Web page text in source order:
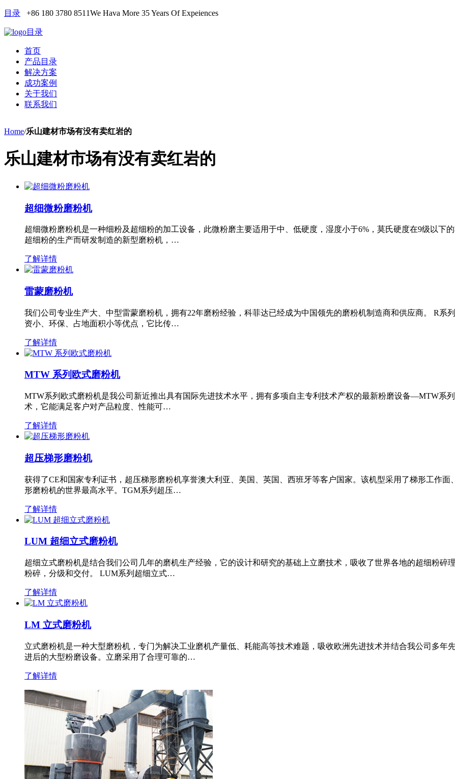
目录 +86 180 3780 8511We Hava More 35 Years Of Expeiences
目录
首页
产品目录
解决方案
成功案例
关于我们
联系我们
Home/乐山建材市场有没有卖红岩的
乐山建材市场有没有卖红岩的
超细微粉磨粉机
超细微粉磨粉机是一种细粉及超细粉的加工设备，此微粉磨主要适用于中、低硬度，湿度小于6%，莫氏硬度在9级以下
超细粉的生产而研发制造的新型磨粉机，…
了解详情
雷蒙磨粉机
我们公司专业生产大、中型雷蒙磨粉机，拥有22年磨粉经验，科菲达已经成为中国领先的磨粉机制造商和供应商。 R系
资小、环保、占地面积小等优点，它比传…
了解详情
MTW 系列欧式磨粉机
MTW系列欧式磨粉机是我公司新近推出具有国际先进技术水平，拥有多项自主专利技术产权的最新粉磨设备—MTW系
术，它能满足客户对产品粒度、性能可…
了解详情
超压梯形磨粉机
获得了CE和国家专利证书，超压梯形磨粉机享誉澳大利亚、美国、英国、西班牙等客户国家。该机型采用了梯形工作
形磨粉机的世界最高水平。TGM系列超压…
了解详情
LUM 超细立式磨粉机
超细立式磨粉机是结合我们公司几年的磨机生产经验，它的设计和研究的基础上立磨技术，吸收了世界各地的超细粉碎
粉碎，分级和交付。 LUM系列超细立式…
了解详情
LM 立式磨粉机
立式磨粉机是一种大型磨粉机，专门为解决工业磨机产量低、耗能高等技术难题，吸收欧洲先进技术并结合我公司多年
进后的大型粉磨设备。立磨采用了合理可靠的…
了解详情